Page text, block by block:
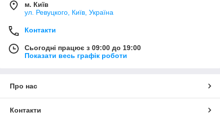
м. Київ
ул. Ревуцкого, Київ, Україна
Контакти
Сьогодні працює з 09:00 до 19:00
Показати весь графік роботи
Про нас
Контакти